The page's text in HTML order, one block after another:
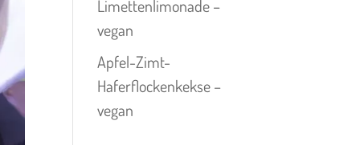
Limettenlimonade –
vegan
Apfel-Zimt-
Haferflockenkekse –
vegan